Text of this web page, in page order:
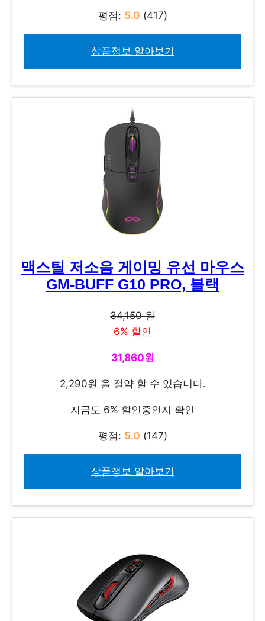
평점: 5.0 (417)
상품정보 알아보기
맥스틸 저소음 게이밍 유선 마우스
GM-BUFF G10 PRO, 블랙
34,150 원
6% 할인
31,860원
2,290원 을 절약 할 수 있습니다.
지금도 6% 할인중인지 확인
평점: 5.0 (147)
상품정보 알아보기